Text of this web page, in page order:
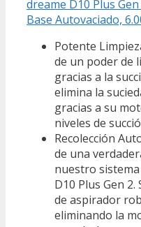
dreame D10 Plus
Base Autovaciado,
Potente
de un poder de
gracias a la
elimina la
gracias a su
niveles de
Recolección
de una
nuestro
D10 Plus Gen
de aspirador
eliminando la